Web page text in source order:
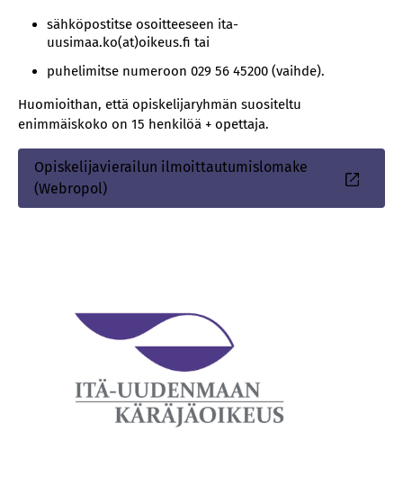
sähköpostitse osoitteeseen ita-
uusimaa.ko(at)oikeus.fi tai
puhelimitse numeroon 029 56 45200 (vaihde).
Huomioithan, että opiskelijaryhmän suositeltu
enimmäiskoko on 15 henkilöä + opettaja.
Opiskelijavierailun ilmoittautumislomake
(Webropol)